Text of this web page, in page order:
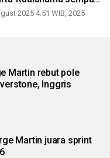
di Merauke
2025 4:51 WIB, 2025
Martin rebut pole
Silverstone, Inggris
Martin juara sprint